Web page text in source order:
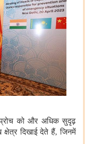
को और अधिक सुदृढ़
दिखाई देते हैं, जिनमें